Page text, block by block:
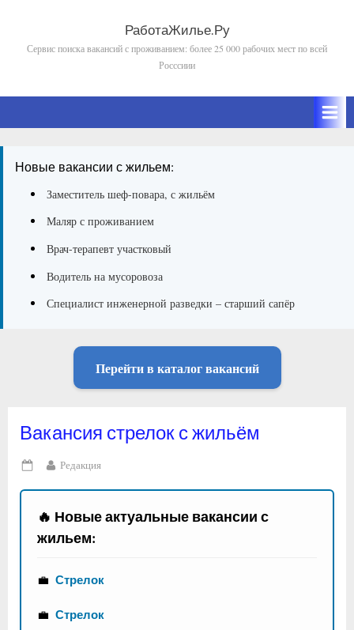
content
РаботаЖилье.Ру
Сервис поиска вакансий с проживанием: более 25 000 рабочих мест по всей
Росссиии
Новые вакансии с жильем:
Заместитель шеф-повара, с жильём
Маляр с проживанием
Врач-терапевт участковый
Водитель на мусоровоза
Специалист инженерной разведки – старший сапёр
Перейти в каталог вакансий
Вакансия стрелок с жильём
Posted
on
By
Редакция
🔥 Новые актуальные вакансии с
жильем:
💼 Стрелок
💼 Стрелок